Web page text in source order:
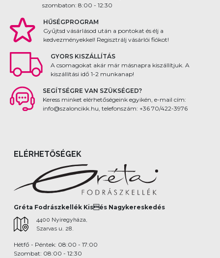
szombaton: 8:00 - 12:30
HŰSÉGPROGRAM
Gyűjtsd vásárlásod után a pontokat és élj a
kedvezményekkel! Regisztrálj vásárlói fiókot!
GYORS KISZÁLLÍTÁS
A csomagokat akár már másnapra kiszállítjuk. A
kiszállítási idő 1-2 munkanap!
SEGÍTSÉGRE VAN SZÜKSÉGED?
Keress minket elérhetőségeink egyikén, e-mail cím:
info@szaloncikk.hu, telefonszám: +36 70/422-3976
ELÉRHETŐSÉGEK
Gréta Fodrászkellék Kisés Nagykereskedés
4400 Nyíregyháza,
Szarvas u. 28.
Hétfő - Péntek: 08:00 - 17:00
Szombat: 08:00 - 12:30